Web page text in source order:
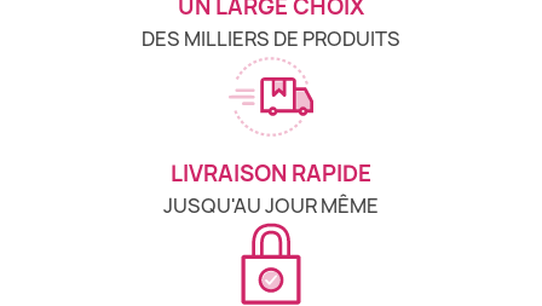
UN LARGE CHOIX
DES MILLIERS DE PRODUITS
LIVRAISON RAPIDE
JUSQU'AU JOUR MÊME